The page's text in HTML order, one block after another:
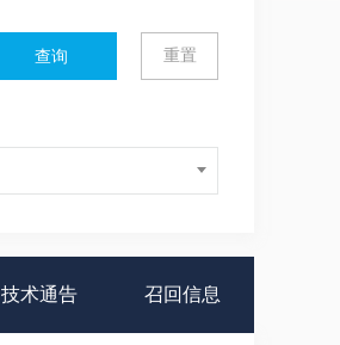
查询 重置
技术通告 召回信息